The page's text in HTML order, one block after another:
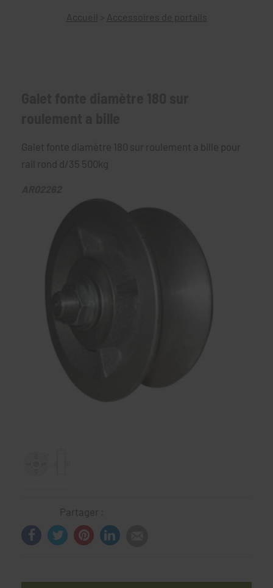
Accueil > Accessoires de portails
Galet fonte diamètre 180 sur roulement a bille pour
rail rond d/35 500kg
Partager :